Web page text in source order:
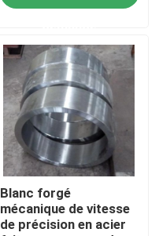
Blanc forgé
mécanique de vitesse
de précision en acier